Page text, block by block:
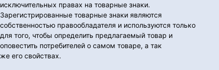
исключительных правах на товарные знаки.
Зарегистрированные товарные знаки являются
собственностью правообладателя и используются только
для того, чтобы определить предлагаемый товар и
оповестить потребителей о самом товаре, а так
же его свойствах.